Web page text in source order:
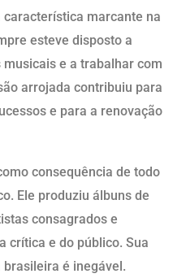
marcante na
esteve disposto a
e a trabalhar com
arrojada contribuiu para
e para a renovação
consequência de todo
Ele produziu álbuns de
consagrados e
crítica e do público. Sua
é inegável.